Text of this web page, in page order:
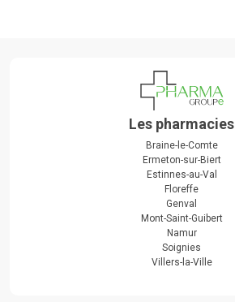
Les pharmacies
Braine-le-Comte
Ermeton-sur-Biert
Estinnes-au-Val
Floreffe
Genval
Mont-Saint-Guibert
Namur
Soignies
Villers-la-Ville